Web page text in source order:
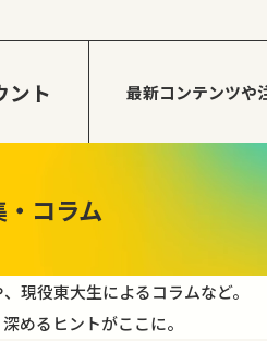
ント 最新コンテンツや
・コラム
現役東大生によるコラムなど。
めるヒントがここに。